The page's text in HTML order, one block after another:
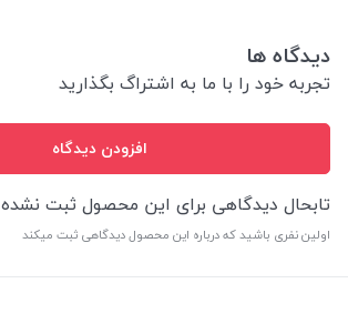
دیدگاه ها
تجربه خود را با ما به اشتراگ بگذارید
افزودن دیدگاه
تابحال دیدگاهی برای این محصول ثبت نشده
اولین نفری باشید که درباره این محصول دیدگاهی ثبت میکند